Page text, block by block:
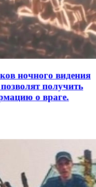
ночного видения
получить
о враге.